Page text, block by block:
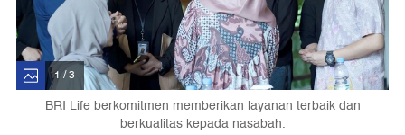
1 / 3
BRI Life berkomitmen memberikan layanan terbaik dan
berkualitas kepada nasabah.